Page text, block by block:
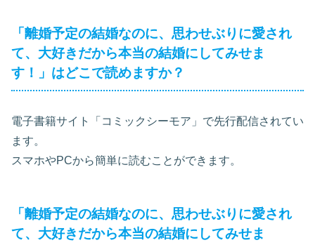
「離婚予定の結婚なのに、思わせぶりに愛され
て、大好きだから本当の結婚にしてみせま
す！」はどこで読めますか？
電子書籍サイト「コミックシーモア」で先行配信されてい
ます。
スマホやPCから簡単に読むことができます。
「離婚予定の結婚なのに、思わせぶりに愛され
て、大好きだから本当の結婚にしてみせま